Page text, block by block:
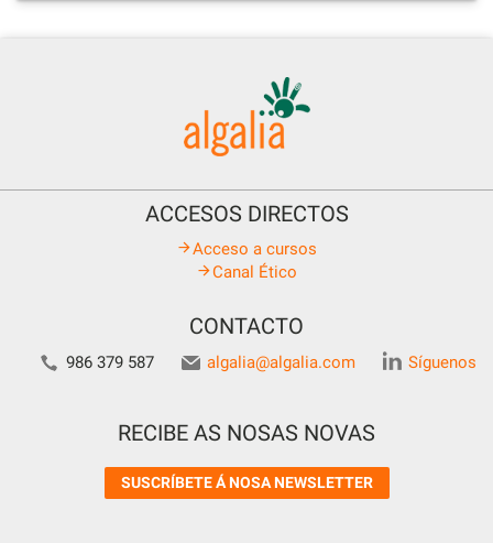
ACCESOS DIRECTOS
Acceso a cursos
Canal Ético
CONTACTO
986 379 587 algalia@algalia.com Síguenos
RECIBE AS NOSAS NOVAS
SUSCRÍBETE Á NOSA NEWSLETTER